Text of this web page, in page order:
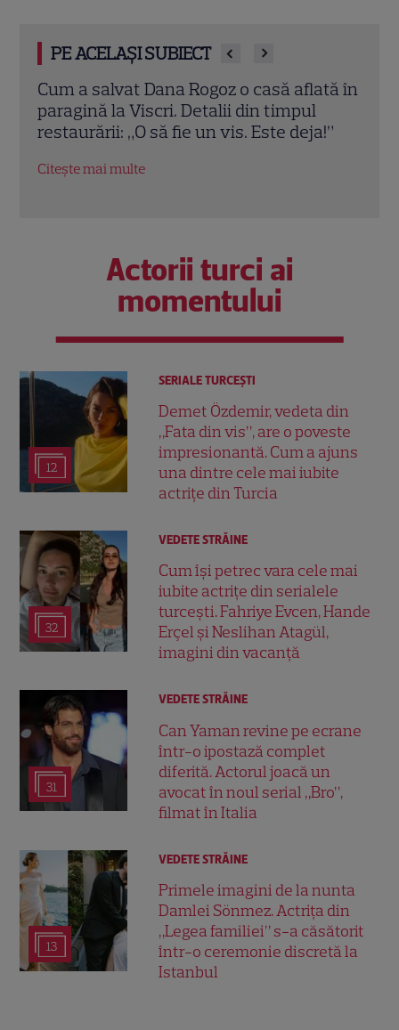
PE ACELAȘI SUBIECT
Cum a salvat Dana Rogoz o casă aflată în
paragină la Viscri. Detalii din timpul
restaurării: „O să fie un vis. Este deja!”
Citește mai multe
Actorii turci ai
momentului
12
SERIALE TURCEŞTI
Demet Özdemir, vedeta din
„Fata din vis”, are o poveste
impresionantă. Cum a ajuns
una dintre cele mai iubite
actrițe din Turcia
32
VEDETE STRĂINE
Cum își petrec vara cele mai
iubite actrițe din serialele
turcești. Fahriye Evcen, Hande
Erçel și Neslihan Atagül,
imagini din vacanță
31
VEDETE STRĂINE
Can Yaman revine pe ecrane
într-o ipostază complet
diferită. Actorul joacă un
avocat în noul serial „Bro”,
filmat în Italia
13
VEDETE STRĂINE
Primele imagini de la nunta
Damlei Sönmez. Actrița din
„Legea familiei” s-a căsătorit
într-o ceremonie discretă la
Istanbul